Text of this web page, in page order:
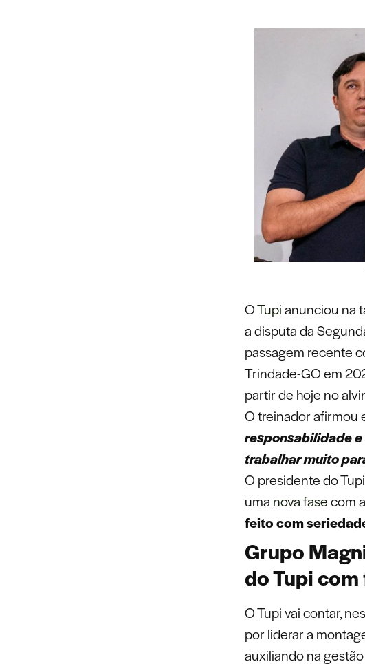
OTupianunciou na
a disputa da
passagem recente
Trindade-GO em
partir de hoje no
O treinador afirmou
responsabilidade
trabalhar muito
O presidente do
uma nova fasecom
feito com
Grupo
do Tupi
O Tupi vai contar,
por liderar a
auxiliando na